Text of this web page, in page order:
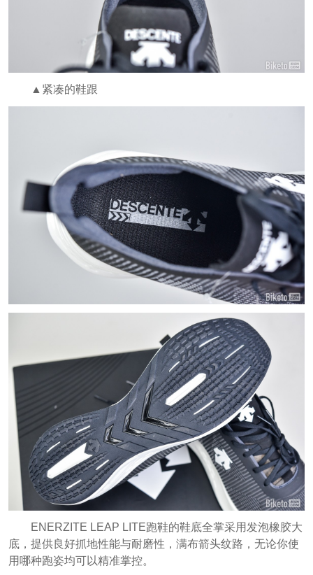
▲紧凑的鞋跟
ENERZITE LEAP LITE跑鞋的鞋底全掌采用发泡橡胶大
底，提供良好抓地性能与耐磨性，满布箭头纹路，无论你使
用哪种跑姿均可以精准掌控。